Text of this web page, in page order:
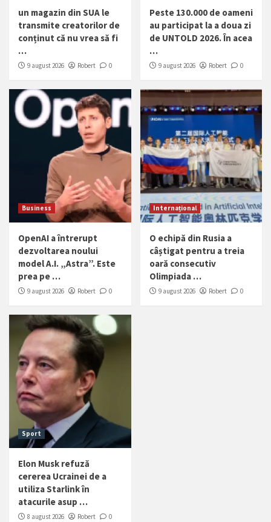
un magazin din SUA le
transmite creatorilor de
conținut că nu vrea să fi
…
9 august 2026 Robert 0
Peste 130.000 de oameni
au participat la a doua zi
de UNTOLD 2026. În acea
…
9 august 2026 Robert 0
Business
OpenAI a întrerupt
dezvoltarea noului
model A.I. „Astra”. Este
prea pe …
9 august 2026 Robert 0
Internațional
O echipă din Rusia a
câștigat pentru a treia
oară consecutiv
Olimpiada …
9 august 2026 Robert 0
Sport
Elon Musk refuză
cererea Ucrainei de a
utiliza Starlink în
atacurile asup …
8 august 2026 Robert 0